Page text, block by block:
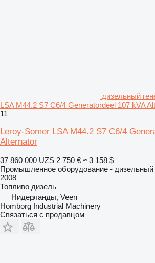
дизельный
LSA M44.2 S7 C6/4 Generatordeel 107 kVA
11
Leroy-Somer LSA M44.2 S7 C6/4
Alternator
37 860 000 UZS 2 750 € ≈ 3 158 $
Промышленное оборудование - дизельный
2008
Топливо дизель
Нидерланды, Veen
Homborg Industrial Machinery
Связаться с продавцом